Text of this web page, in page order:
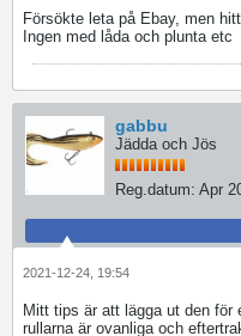
Försökte leta på Ebay, men
Ingen med låda och plunta etc
gabbu
Jädda och Jös
Reg.datum: Apr
2021-12-24, 19:54
Mitt tips är att lägga ut den för
rullarna är ovanliga och